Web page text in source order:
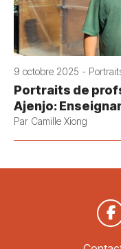
9 octobre 2025 -
Portraits de
Ajenjo:
Par Camille Xiong